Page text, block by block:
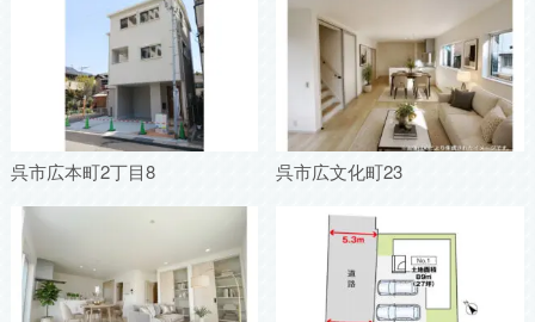
呉市広本町2丁目8 呉市広文化町23
SNSで最新情報をチェック！